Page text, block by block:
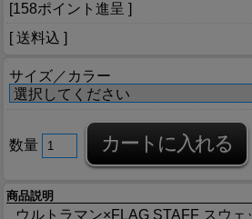
[158ポイント進呈 ]
[ 送料込 ]
サイズ／カラー
数量
商品説明
ウルトラマン×FLAG STAFF スウ